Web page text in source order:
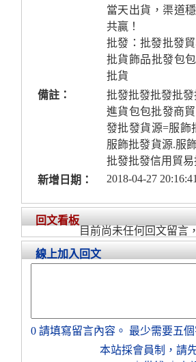
當天出貨，渠道
共贏！
批發：批發批發
批貨飾品批發包
批貨
備註：
批發批發批發批
進貨包包批發商
發批發貨源=服飾
服飾批發貨源.服
批發批發信用貿
新增日期：
2018-04-27 20:16:41
回文看板
目前尚未任何回文留言
線上加入回文
0 請填寫留言內容。 最少需要五個
本站採會員制， 請